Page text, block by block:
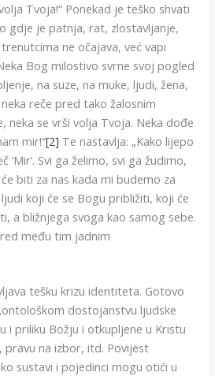
Tvoja!“ Ponekad je teško shvati
gdje je patnja, rat, zlostavljanje,
ne očajava, već vapi
Bog milostivo svrne svoj pogled
na suze, na muke, ljudi, žena,
reče pred tako žalosnim
neka se vrši volja Tvoja. Neka dođe
mir!“[2] Te nastavlja: „Kako lijepo
‘Mir’. Svi ga želimo, svi ga žudimo,
biti za nas kada mi budemo za
koji će se Bogu približiti, koji će
a bližnjega svoga kao samog sebe.
među tim jadnim
tešku krizu identiteta. Gotovo
dostojanstvu ljudske
i priliku Božju i otkupljene u Kristu
pravu na izbor, itd. Povijest
sustavi i pojedinci mogu otići u